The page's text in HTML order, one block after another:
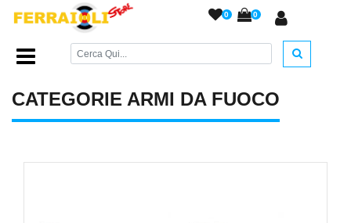
0 0
Home Page/ARMI DA FUOCO/
CATEGORIE ARMI DA FUOCO